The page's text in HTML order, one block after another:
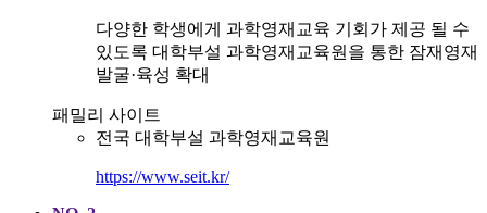
다양한 학생에게 과학영재교육 기회가 제공 될 수
있도록 대학부설 과학영재교육원을 통한 잠재영재
발굴·육성 확대
패밀리 사이트
전국 대학부설 과학영재교육원
https://www.seit.kr/